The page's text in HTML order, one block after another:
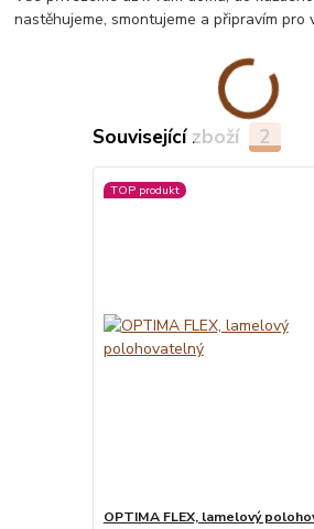
nastěhujeme, smontujeme a připravím pro
Související zboží 2
TOP produkt
OPTIMA FLEX, lamelový